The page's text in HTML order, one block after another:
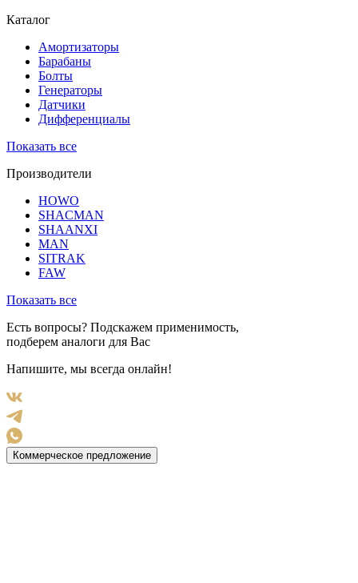
Каталог
Амортизаторы
Барабаны
Болты
Генераторы
Датчики
Дифференциалы
Показать все
Производители
HOWO
SHACMAN
SHAANXI
MAN
SITRAK
FAW
Показать все
Есть вопросы? Подскажем применимость,
подберем аналоги для Вас
Напишите, мы всегда онлайн!
Коммерческое предложение